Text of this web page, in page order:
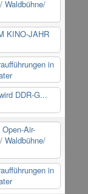
Waldbühne/
KINO-JAHR
in
DDR-G...
Air-
Waldbühne/
in